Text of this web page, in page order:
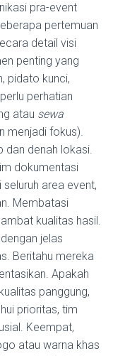
pra-event
pertemuan
detail visi
penting yang
pidato kunci,
perhatian
atau sewa
menjadi fokus).
dan denah lokasi.
dokumentasi
area event,
Membatasi
kualitas hasil.
jelas
Beritahu mereka
Apakah
panggung,
prioritas, tim
Keempat,
atau warna khas